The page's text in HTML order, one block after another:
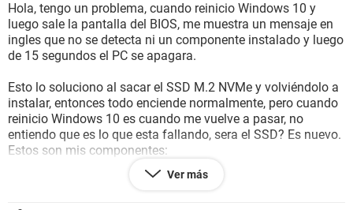
Hola, tengo un problema, cuando reinicio Windows 10 y
luego sale la pantalla del BIOS, me muestra un mensaje en
ingles que no se detecta ni un componente instalado y luego
de 15 segundos el PC se apagara.
Esto lo soluciono al sacar el SSD M.2 NVMe y volviéndolo a
instalar, entonces todo enciende normalmente, pero cuando
reinicio Windows 10 es cuando me vuelve a pasar, no
entiendo que es lo que esta fallando, sera el SSD? Es nuevo.
Estos son mis componentes:
Placa base: ASUS Prime A320M-K
Ver más